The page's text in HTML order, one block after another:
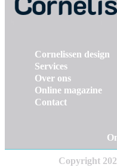
Cornelissen design
Services
Over ons
Online magazine
Contact
Copyright